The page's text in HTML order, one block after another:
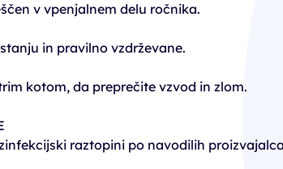
v vpenjalnem delu ročnika.
in pravilno vzdrževane.
kotom, da preprečite vzvod in zlom.
raztopini po navodilih